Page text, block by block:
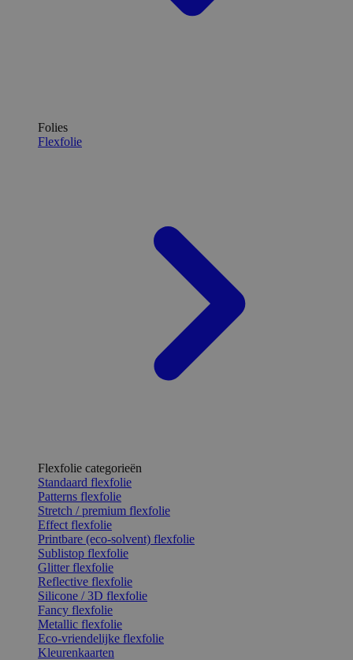
Folies
Flexfolie
Flexfolie categorieën
Standaard flexfolie
Patterns flexfolie
Stretch / premium flexfolie
Effect flexfolie
Printbare (eco-solvent) flexfolie
Sublistop flexfolie
Glitter flexfolie
Reflective flexfolie
Silicone / 3D flexfolie
Fancy flexfolie
Metallic flexfolie
Eco-vriendelijke flexfolie
Kleurenkaarten